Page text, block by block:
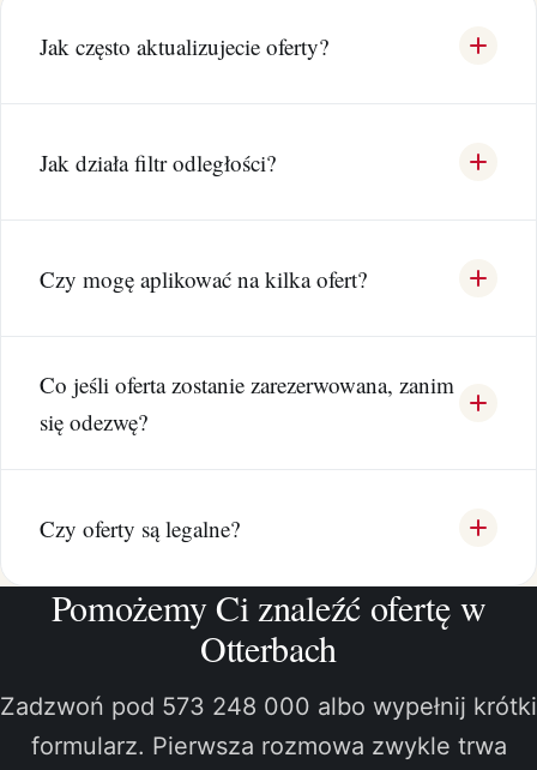
Jak często aktualizujecie oferty?
Jak działa filtr odległości?
Czy mogę aplikować na kilka ofert?
Co jeśli oferta zostanie zarezerwowana, zanim
się odezwę?
Czy oferty są legalne?
Pomożemy Ci znaleźć ofertę w
Otterbach
Zadzwoń pod 573 248 000 albo wypełnij krótki
formularz. Pierwsza rozmowa zwykle trwa